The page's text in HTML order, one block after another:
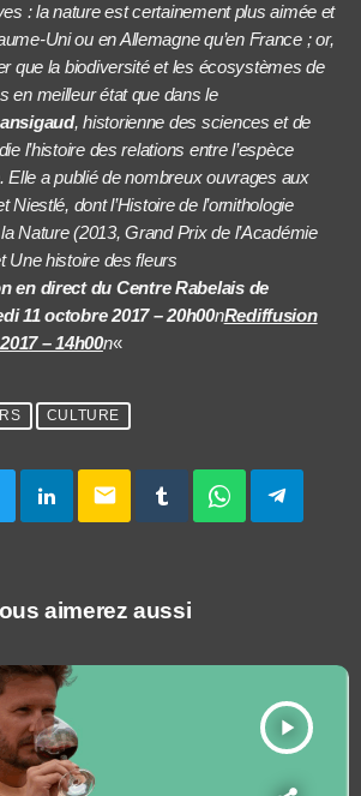
: la nature est certainement plus aimée et
Uni ou en Allemagne qu’en France ; or,
que la biodiversité et les écosystèmes de
en meilleur état que dans le
, historienne des sciences et de
l’histoire des relations entre l’espèce
Elle apublié de nombreux ouvrages aux
Niestlé, dontl’Histoire de l’ornithologie
Nature (2013, Grand Prixde l’Académie
Une histoire des fleurs
en direct du Centre Rabelais de
11 octobre 2017 – 20h00nRediffusion
– 14h00n«
CULTURE
email
aimerez aussi
play_arrow